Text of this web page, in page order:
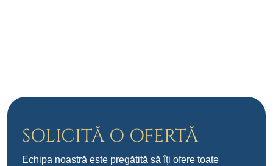
SOLICITĂ O OFERTĂ
Echipa noastră este pregătită să îți ofere toate